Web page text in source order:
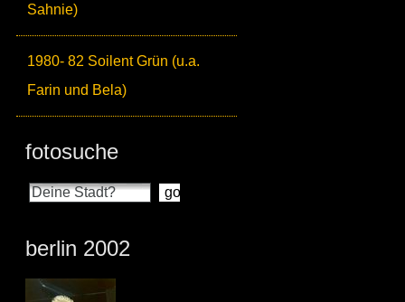
Sahnie)
1980- 82 Soilent Grün (u.a.
Farin und Bela)
fotosuche
berlin 2002